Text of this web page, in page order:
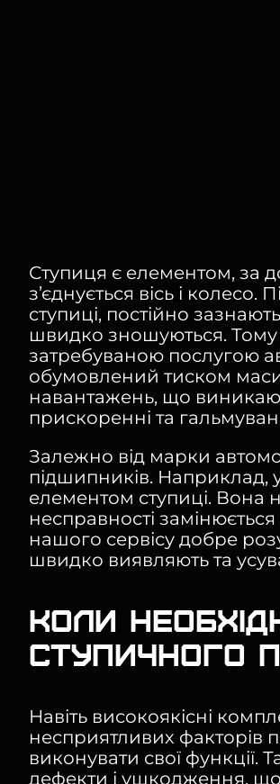
Ступиця є елементом, за
з’єднується вісь і
ступиці, постійно
швидко зношуються. Тому
затребуваною послугою
обумовлений тиском
навантажень, що
прискоренні та
Залежно від марки
підшипників. Наприклад,
елементом ступиці. Вона
несправності
нашого сервісу добре
швидко виявляють та
Коли
ступичного
Навіть високоякісні
несприятливих факторів
виконувати свої функції.
дефекти і ушкодження, що